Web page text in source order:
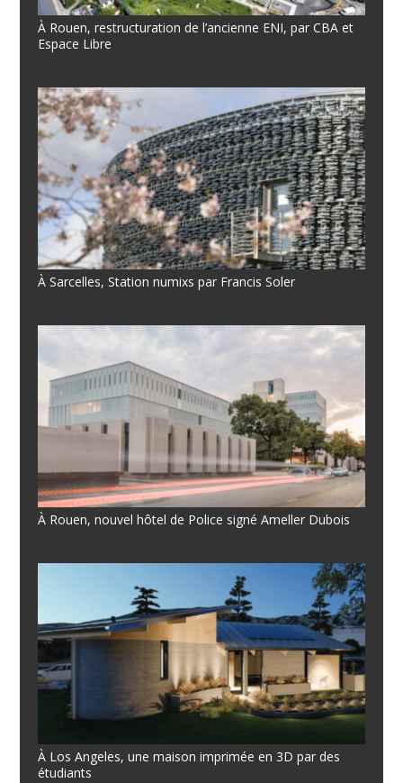
À Rouen, restructuration de l’ancienne ENI, par CBA et
Espace Libre
À Sarcelles, Station numixs par Francis Soler
À Rouen, nouvel hôtel de Police signé Ameller Dubois
À Los Angeles, une maison imprimée en 3D par des
étudiants